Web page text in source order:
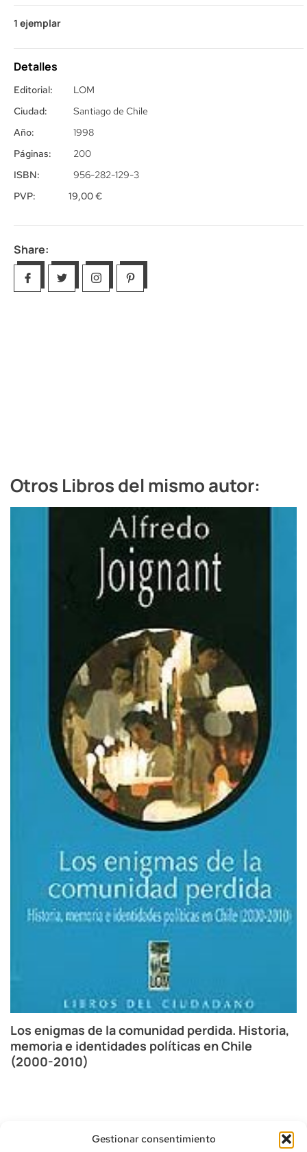
Gestionar consentimiento
1 ejemplar
Detalles
Editorial:
Ciudad:
Año:
Páginas:
ISBN:
LOM
Santiago de Chile
1998
200
956-282-129-3
PVP:
19,00€
Share:
Otros Libros del mismo autor:
Los enigmas de la comunidad perdida. Historia,
memoria e identidades políticas en Chile
(2000-2010)